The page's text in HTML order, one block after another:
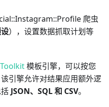
爬虫
），设置数据抓取计划等
模板引擎，可以按您
引擎允许对结果应用额外逻
JSON、SQL 和 CSV。